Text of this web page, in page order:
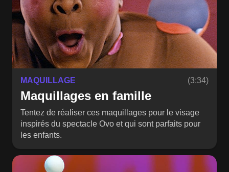
MAQUILLAGE (3:34)
Maquillages en famille
Tentez de réaliser ces maquillages pour le visage
inspirés du spectacle Ovo et qui sont parfaits pour
les enfants.